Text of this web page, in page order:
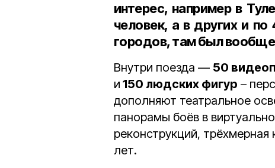
интерес, например в
человек, а в других и по
городов, там был
Внутри поезда — 50
и 150 людских фигур –
дополняют театральное
панорамы боёв в
реконструкций,
лет.